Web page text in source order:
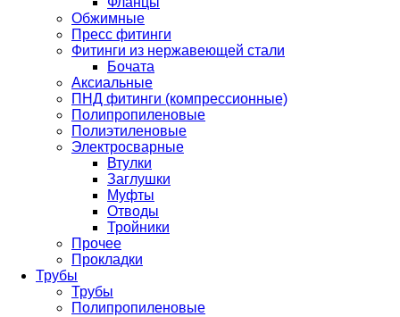
Обжимные
Пресс фитинги
Фитинги из нержавеющей стали
Бочата
Аксиальные
ПНД фитинги (компрессионные)
Полипропиленовые
Полиэтиленовые
Электросварные
Втулки
Заглушки
Муфты
Отводы
Тройники
Прочее
Прокладки
Трубы
Трубы
Полипропиленовые